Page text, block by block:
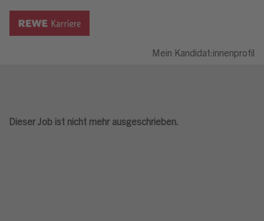
Mein Kandidat:innenprofil
Dieser Job ist nicht mehr ausgeschrieben.